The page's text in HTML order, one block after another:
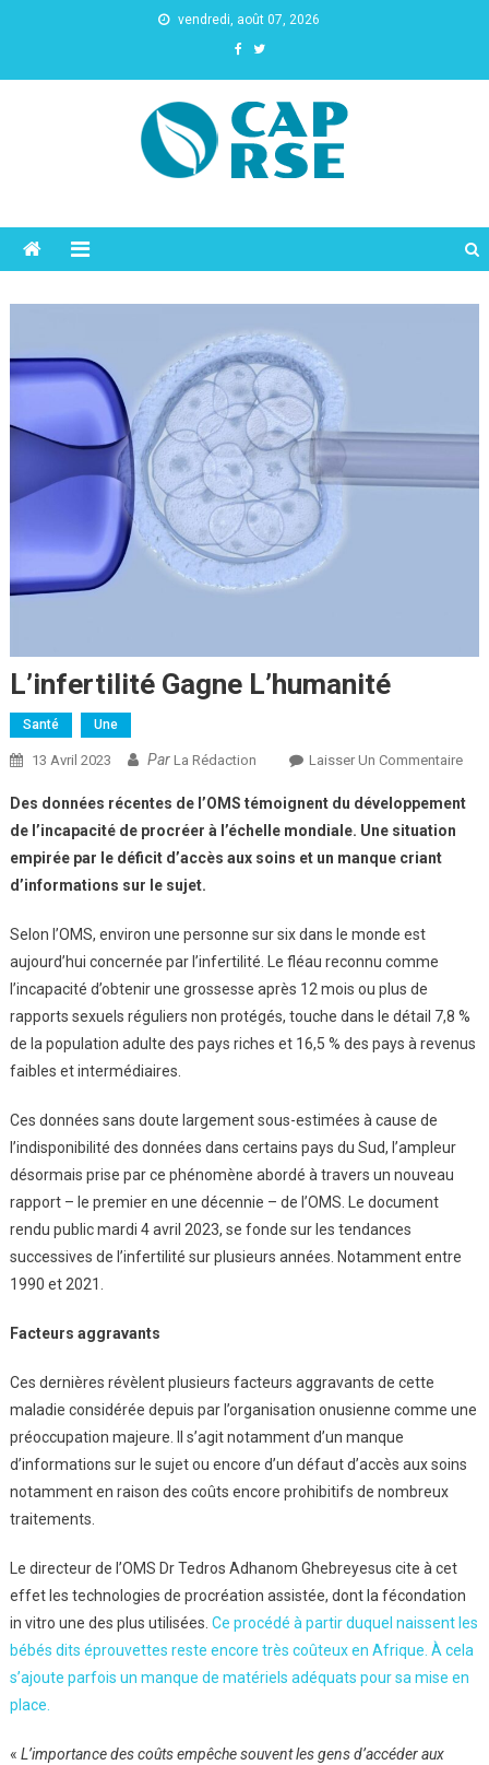
vendredi, août 07, 2026
L’infertilité Gagne L’humanité
Santé Une
13 Avril 2023 Par La Rédaction Laisser Un CommentaireSur
Des données récentes de l’OMS témoignent du développement
de l’incapacité de procréer à l’échelle mondiale. Une situation
empirée par le déficit d’accès aux soins et un manque criant
d’informations sur le sujet.
Selon l’OMS, environ une personne sur six dans le monde est
aujourd’hui concernée par l’infertilité. Le fléau reconnu comme
l’incapacité d’obtenir une grossesse après 12 mois ou plus de
rapports sexuels réguliers non protégés, touche dans le détail 7,8 %
de la population adulte des pays riches et 16,5 % des pays à revenus
faibles et intermédiaires.
Ces données sans doute largement sous-estimées à cause de
l’indisponibilité des données dans certains pays du Sud, l’ampleur
désormais prise par ce phénomène abordé à travers un nouveau
rapport – le premier en une décennie – de l’OMS. Le document
rendu public mardi 4 avril 2023, se fonde sur les tendances
successives de l’infertilité sur plusieurs années. Notamment entre
1990 et 2021.
Facteurs aggravants
Ces dernières révèlent plusieurs facteurs aggravants de cette
maladie considérée depuis par l’organisation onusienne comme une
préoccupation majeure. Il s’agit notamment d’un manque
d’informations sur le sujet ou encore d’un défaut d’accès aux soins
notamment en raison des coûts encore prohibitifs de nombreux
traitements.
Le directeur de l’OMS Dr Tedros Adhanom Ghebreyesus cite à cet
effet les technologies de procréation assistée, dont la fécondation
in vitro une des plus utilisées. Ce procédé à partir duquel naissent les
bébés dits éprouvettes reste encore très coûteux en Afrique. À cela
s’ajoute parfois un manque de matériels adéquats pour sa mise en
place.
« L’importance des coûts empêche souvent les gens d’accéder aux